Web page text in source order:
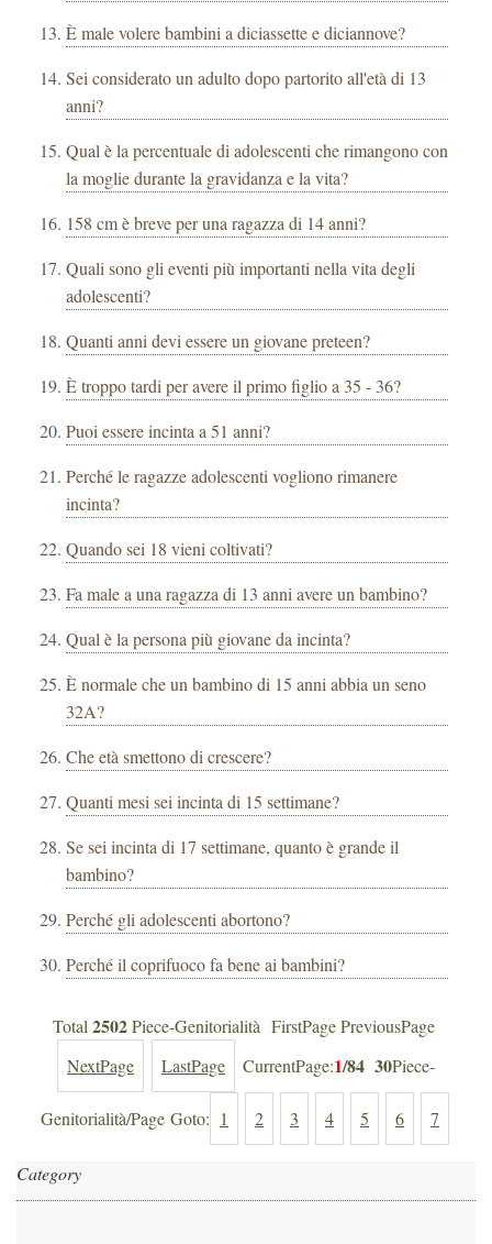
È male volere bambini a diciassette e diciannove?
Sei considerato un adulto dopo partorito all'età di 13
anni?
Qual è la percentuale di adolescenti che rimangono con
la moglie durante la gravidanza e la vita?
158 cm è breve per una ragazza di 14 anni?
Quali sono gli eventi più importanti nella vita degli
adolescenti?
Quanti anni devi essere un giovane preteen?
È troppo tardi per avere il primo figlio a 35 - 36?
Puoi essere incinta a 51 anni?
Perché le ragazze adolescenti vogliono rimanere
incinta?
Quando sei 18 vieni coltivati?
Fa male a una ragazza di 13 anni avere un bambino?
Qual è la persona più giovane da incinta?
È normale che un bambino di 15 anni abbia un seno
32A?
Che età smettono di crescere?
Quanti mesi sei incinta di 15 settimane?
Se sei incinta di 17 settimane, quanto è grande il
bambino?
Perché gli adolescenti abortono?
Perché il coprifuoco fa bene ai bambini?
Total 2502Piece-Genitorialità FirstPage PreviousPage
NextPage
LastPage CurrentPage:1/84 30Piece-
Genitorialità/Page Goto: 1 2 3 4 5 6 7
Category